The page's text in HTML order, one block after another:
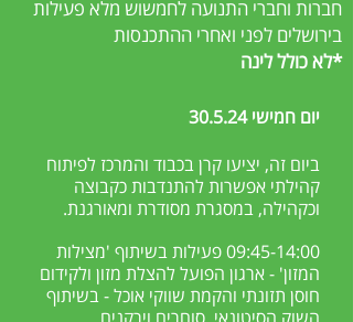
חברות וחברי התנועה לחמשוש מלא פעילות
בירושלים לפני ואחרי ההתכנסות
*לא כולל לינה
יום חמישי 30.5.24
ביום זה, יציעו קרן בכבוד והמרכז לפיתוח
קהילתי אפשרות להתנדבות כקבוצה
וכקהילה, במסגרת מסודרת ומאורגנת.
09:45-14:00 פעילות בשיתוף 'מצילות
המזון' - ארגון הפועל להצלת מזון ולקידום
חוסן תזונתי והקמת שווקי אוכל - בשיתוף